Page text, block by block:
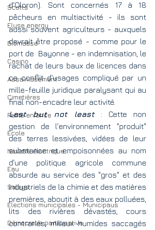
Scotts
Elyse energy
Biomasse
Casino
Assainissement
Cimetières
Petite enfance
Ecole
Navette électrique
Eau
Saleys
Elections municipales - Municipaus
Démocratie participative
d'Oloron). Sont concernés 17 à 18
pêcheurs en multiactivité - ils sont
aussi souvent agriculteurs - auxquels
devrait être proposé - comme pour le
port de  Bayonne - en indemnisation, le
rachat de leurs baux de licences dans
ce conflit d'usages compliqué par un
mille-feuille juridique paralysant qui au
final non-encadre leur activité.
Last but not least : Cette non
gestion de l'environnement "produit"
des terres lessivées, vidées de leur
substance et empoisonnées au nom
d'une politique agricole commune
absurde au service des "gros" et des
industriels de la chimie et des matières
premières, aboutit à des eaux polluées,
lits des rivières dévastés, cours
contrariés, milieux humides saccagés